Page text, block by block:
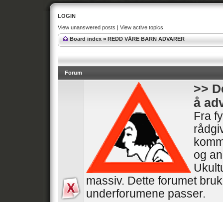
LOGIN
View unanswered posts | View active topics
Board index » REDD VÅRE BARN ADVARER
Forum
>>
å
Fra
og
massiv. Dette forumet
underforumene passer.